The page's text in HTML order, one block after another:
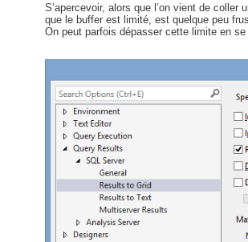
S’apercevoir, alors que l’on vient de coller
que le buffer est limité, est quelque peu
On peut parfois dépasser cette limite en